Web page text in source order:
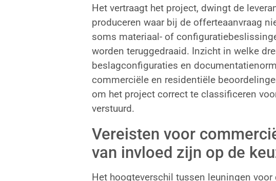
Het vertraagt het project, dwingt de
produceren waar bij de offerteaanvraag
soms materiaal- of
worden teruggedraaid. Inzicht in welke
beslagconfiguraties en
commerciële en residentiële
om het project correct te classificeren
verstuurd.
Vereisten voor
van invloed zijn op de
Het hoogteverschil tussen leuningen